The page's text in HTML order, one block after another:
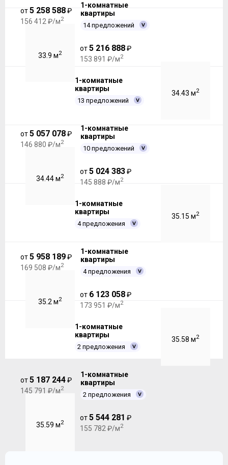
от5 258 588₽
156 412 ₽/м2
1-комнатные
квартиры
14 предложений
33.9 м2
от5 216 888₽
153 891 ₽/м2
1-комнатные
квартиры
13 предложений
34.43 м2
от5 057 078₽
146 880 ₽/м2
1-комнатные
квартиры
10 предложений
34.44 м2
от5 024 383₽
145 888 ₽/м2
1-комнатные
квартиры
4 предложения
35.15 м2
от5 958 189₽
169 508 ₽/м2
1-комнатные
квартиры
4 предложения
35.2 м2
от 6 123 058₽
173 951 ₽/м2
1-комнатные
квартиры
2 предложения
35.58 м2
от5 187 244₽
145 791 ₽/м2
1-комнатные
квартиры
2 предложения
35.59 м2
от5 544 281 ₽
155 782 ₽/м2